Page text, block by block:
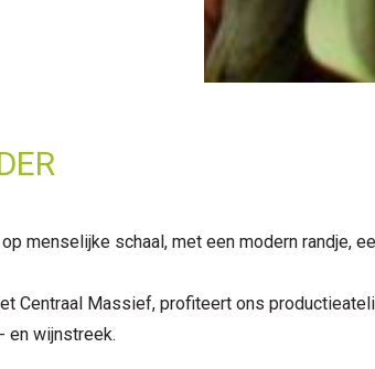
menselijke schaal, met een modern randje,
Centraal Massief, profiteert ons
en wijnstreek.